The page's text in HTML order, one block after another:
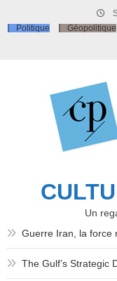
Politique
Géopolitique
Un
Guerre Iran, la force
The Gulf’s Strategic